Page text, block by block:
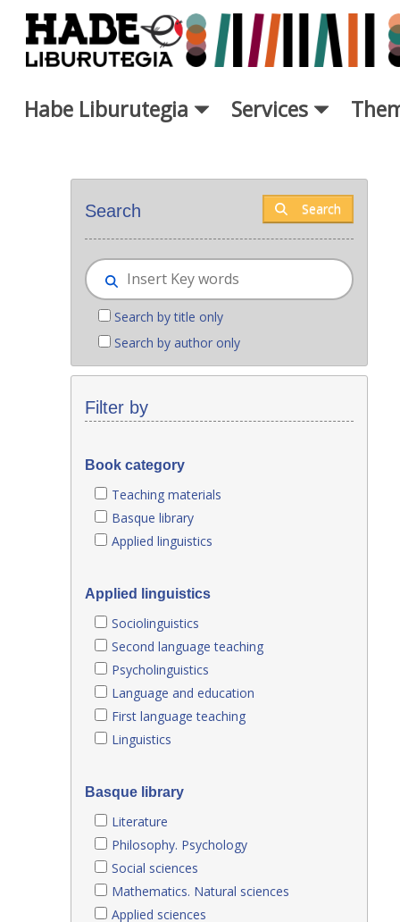
Skip to Main Content
Habe Liburutegia Services
Search Search
Search by title only
Search by author only
Filter by
Book category
Teaching materials
Basque library
Applied linguistics
Applied linguistics
Sociolinguistics
Second language teaching
Psycholinguistics
Language and education
First language teaching
Linguistics
Basque library
Literature
Philosophy. Psychology
Social sciences
Mathematics. Natural sciences
Applied sciences